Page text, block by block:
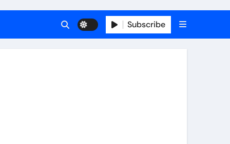
Subscribe